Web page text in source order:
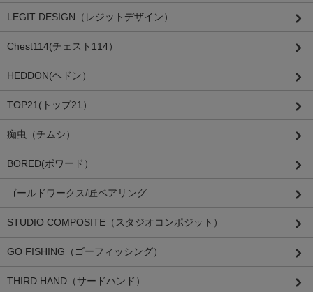
LEGIT DESIGN（レジットデザイン）
Chest114(チェスト114）
HEDDON(ヘドン）
TOP21(トップ21）
痴虫（チムシ）
BORED(ボワード）
ゴールドワークス/匠ベアリング
STUDIO COMPOSITE（スタジオコンポジット）
GO FISHING（ゴーフィッシング）
THIRD HAND（サードハンド）